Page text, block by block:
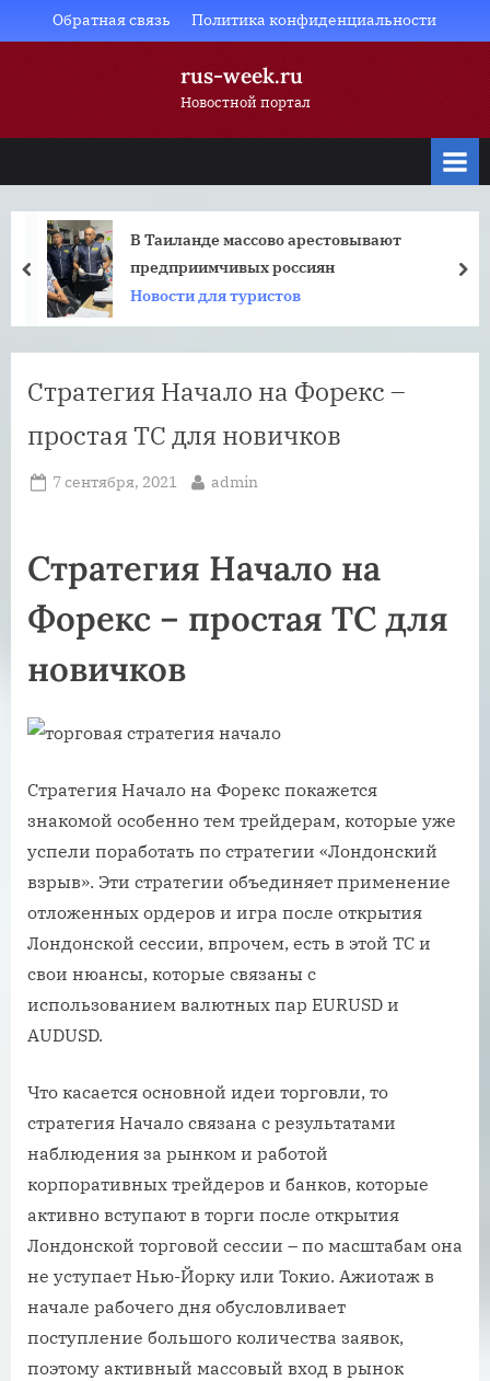
to
Обратная связь Политика конфиденциальности
rus-week.ru
Новостной портал
В Таиланде массово арестовывают
предприимчивых россиян
Новости для туристов
prev
Стратегия Начало на Форекс –
простая ТС для новичков
Posted
7 сентября, 2021 By
admin
Стратегия Начало на
Форекс – простая ТС для
новичков
Стратегия Начало на Форекс покажется
знакомой особенно тем трейдерам, которые уже
успели поработать по стратегии «Лондонский
взрыв». Эти стратегии объединяет применение
отложенных ордеров и игра после открытия
Лондонской сессии, впрочем, есть в этой ТС и
свои нюансы, которые связаны с
использованием валютных пар EURUSD и
AUDUSD.
Что касается основной идеи торговли, то
стратегия Начало связана с результатами
наблюдения за рынком и работой
корпоративных трейдеров и банков, которые
активно вступают в торги после открытия
Лондонской торговой сессии – по масштабам она
не уступает Нью-Йорку или Токио. Ажиотаж в
начале рабочего дня обусловливает
поступление большого количества заявок,
поэтому активный массовый вход в рынок